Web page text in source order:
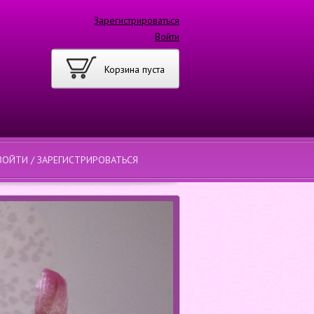
Корзина пуста
Зарегистрироваться
Войти
/ ЗАРЕГИСТРИРОВАТЬСЯ